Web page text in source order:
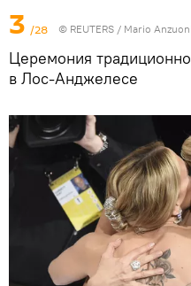
3 /28 © REUTERS / Mario Anzuoni
Церемония
в Лос-Анджелесе